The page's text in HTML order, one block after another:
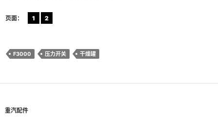
页面： 1 2
F3000 压力开关 干燥罐
重汽配件